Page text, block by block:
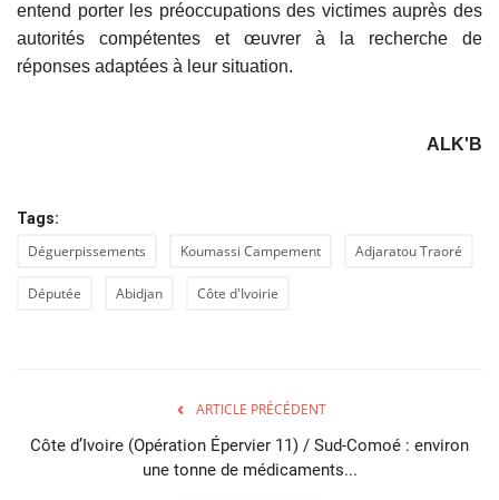
entend porter les préoccupations des victimes auprès des
autorités compétentes et œuvrer à la recherche de
réponses adaptées à leur situation.
ALK'B
Tags:
Déguerpissements Koumassi Campement Adjaratou Traoré
Députée Abidjan Côte d'Ivoirie
ARTICLE PRÉCÉDENT
Côte d’Ivoire (Opération Épervier 11) / Sud-Comoé : environ
une tonne de médicaments...